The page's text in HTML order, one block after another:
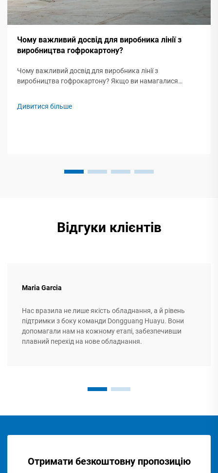
Чому важливий досвід для виробника лінії з
виробництва гофрокартону?
Чому важливий досвід для виробника лінії з
виробництва гофрокартону? Якщо ви намагалися
помітили, що виробники підкреслюють, як довго вони
працюють на ринку. На перш...
Дивитися більше
Відгуки клієнтів
Maria Garcia
Нас вразила не лише якість обладнання, а й рівень
підтримки з боку команди Dongguang Huayu. Вони
допомагали нам на кожному етапі, забезпечивши
плавний перехід на нове обладнання.
Отримати безкоштовну пропозицію